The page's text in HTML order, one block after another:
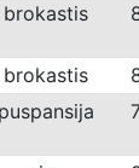
brokastis
brokastis
puspansija